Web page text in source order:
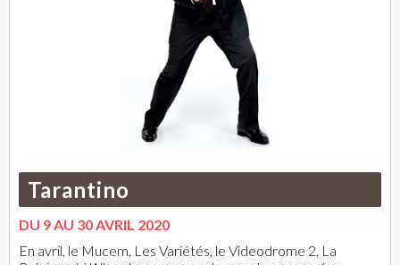
Tarantino
DU 9 AU 30 AVRIL 2020
En avril, le Mucem, Les Variétés, le Videodrome 2, La